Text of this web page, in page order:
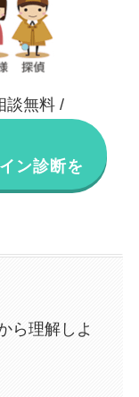
談無料 /
ン診断を
ら理解しよ